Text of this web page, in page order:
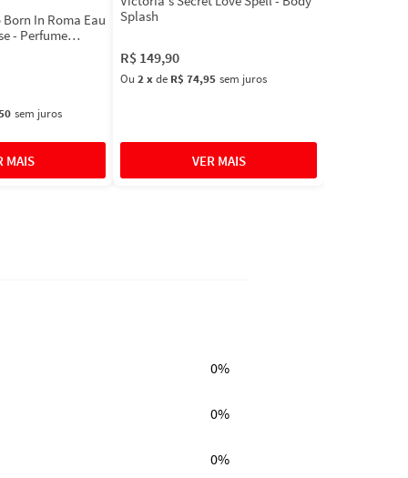
In Roma Eau
- Perfume
sem juros
Splash
R$ 149,90
Ou 2xde R$ 74,95 sem juros
0%
0%
0%